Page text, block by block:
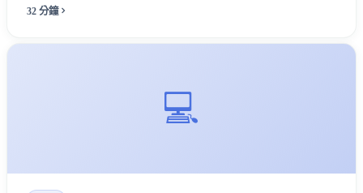
時，長者的第三劑還落在後面。那一年死亡年齡的中位數是 82
32 分鐘
💻